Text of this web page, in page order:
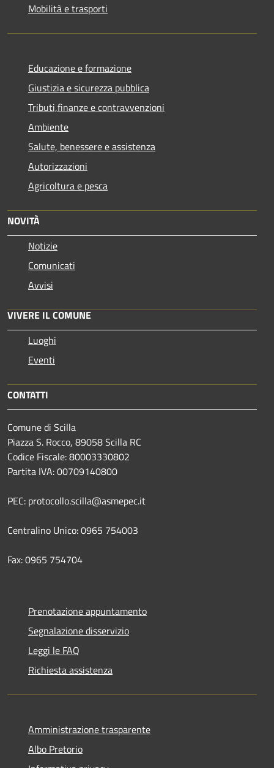
Mobilità e trasporti
Educazione e formazione
Giustizia e sicurezza pubblica
Tributi,finanze e contravvenzioni
Ambiente
Salute, benessere e assistenza
Autorizzazioni
Agricoltura e pesca
NOVITÀ
Notizie
Comunicati
Avvisi
VIVERE IL COMUNE
Luoghi
Eventi
CONTATTI
Comune di Scilla
Piazza S. Rocco, 89058 Scilla RC
Codice Fiscale: 80003330802
Partita IVA: 00709140800
PEC: protocollo.scilla@asmepec.it
Centralino Unico: 0965 754003
Fax: 0965 754704
Prenotazione appuntamento
Segnalazione disservizio
Leggi le FAQ
Richiesta assistenza
Amministrazione trasparente
Albo Pretorio